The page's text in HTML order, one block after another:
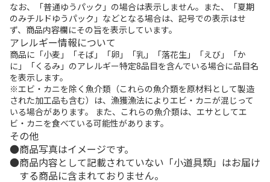
なお、「普通ゆうパック」の場合は表示しません。また、「夏期
のみチルドゆうパック」などとなる場合は、記号での表示はせ
ず、商品内容欄にその旨を表示しています。
アレルギー情報について
商品に「小麦」「そば」「卵」「乳」「落花生」「えび」「か
に」「くるみ」のアレルギー特定8品目を含んでいる場合に品目名
を表示します。
※エビ・カニを除く魚介類（これらの魚介類を原材料として製造
された加工品も含む）は、漁獲漁法によりエビ・カニが混じって
いる場合があります。 また、これらの魚介類は、エサとしてエ
ビ・カニを食べている可能性があります。
その他
商品写真はイメージです。
商品内容として記載されていない「小道具類」はお届け
する商品に含まれておりません。